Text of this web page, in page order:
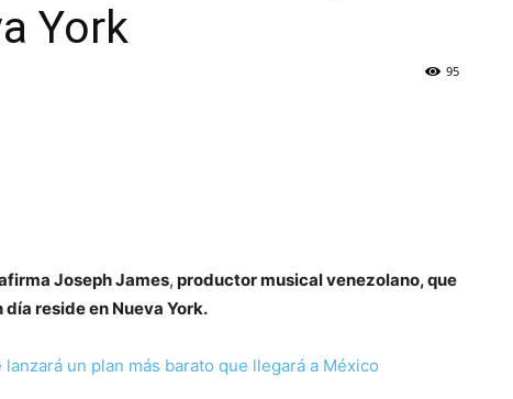
York
95
Joseph James, productor musical venezolano, que
reside en Nueva York.
un plan más barato que llegará a México